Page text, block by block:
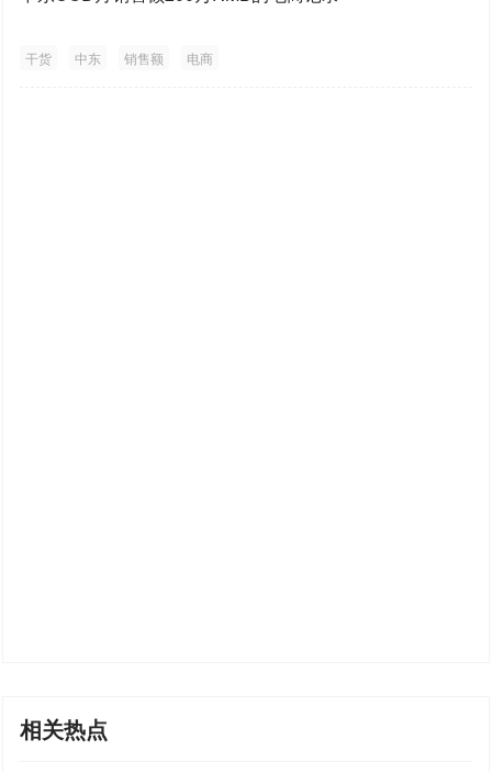
干货 中东 销售额 电商
相关热点